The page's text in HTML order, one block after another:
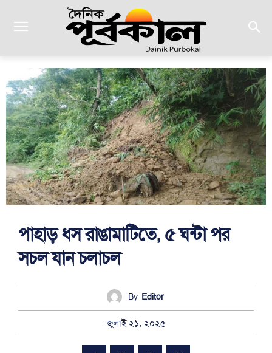
পাহাড় ধস রাঙামাটিতে, ৫ ঘন্টা পর
সচল যান চলাচল
By Editor
জুলাই ২১, ২০২৫